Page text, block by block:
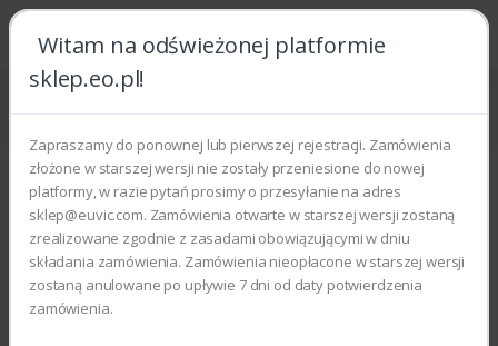
Witam na odświeżonej platformie
sklep.eo.pl!
Zapraszamy do ponownej lub pierwszej rejestracji. Zamówienia
złożone w starszej wersji nie zostały przeniesione do nowej
platformy, w razie pytań prosimy o przesyłanie na adres
sklep@euvic.com. Zamówienia otwarte w starszej wersji zostaną
zrealizowane zgodnie z zasadami obowiązującymi w dniu
składania zamówienia. Zamówienia nieopłacone w starszej wersji
zostaną anulowane po upływie 7 dni od daty potwierdzenia
zamówienia.
Strona główna Części zamienne